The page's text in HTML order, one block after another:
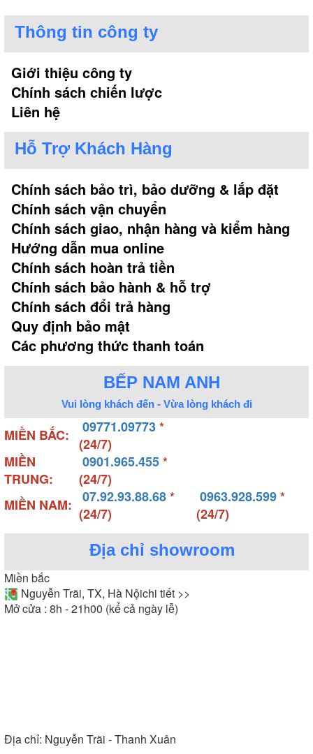
Thông tin công ty
Giới thiệu công ty
Chính sách chiến lược
Liên hệ
Hỗ Trợ Khách Hàng
Chính sách bảo trì, bảo dưỡng & lắp đặt
Chính sách vận chuyển
Chính sách giao, nhận hàng và kiểm hàng
Hướng dẫn mua online
Chính sách hoàn trả tiền
Chính sách bảo hành & hỗ trợ
Chính sách đổi trả hàng
Quy định bảo mật
Các phương thức thanh toán
BẾP NAM ANH
Vui lòng khách đến - Vừa lòng khách đi
MIỀN BẮC: 09771.09773*
(24/7)
MIỀN
TRUNG:
0901.965.455*
(24/7)
MIỀN NAM:
07.92.93.88.68*
(24/7)
0963.928.599*
(24/7)
Địa chỉ showroom
Miền bắc
Nguyễn Trãi, TX, Hà Nộichi tiết >>
Mở cửa : 8h - 21h00 (kể cả ngày lễ)
Địa chỉ: Nguyễn Trãi - Thanh Xuân